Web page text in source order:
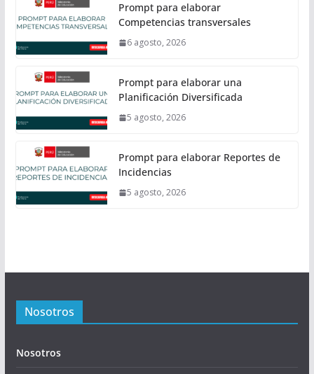
Prompt para elaborar
Competencias transversales
6 agosto, 2026
Prompt para elaborar una
Planificación Diversificada
5 agosto, 2026
Prompt para elaborar Reportes de
Incidencias
5 agosto, 2026
Nosotros
Nosotros